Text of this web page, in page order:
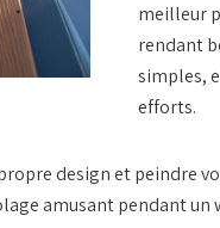
meilleur
rendant
simples,
efforts.
design et peindre
amusant pendant